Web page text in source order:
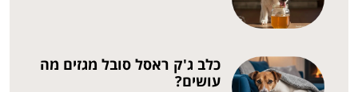
כלב ג'ק ראסל סובל מגזים מה
עושים?